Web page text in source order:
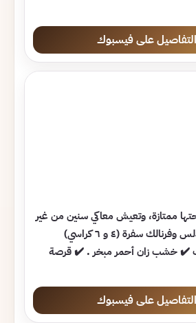
على فيسبوك
ممتازة، وتعيش معاكي سنين من غير
ما تشتكي؟ 🙌 في #الأندلس وفرنالك سفرة (٤ و ٦ كراسي)
✔️ خشب زان أحمر مبخر . ✔️ قرصة
على فيسبوك